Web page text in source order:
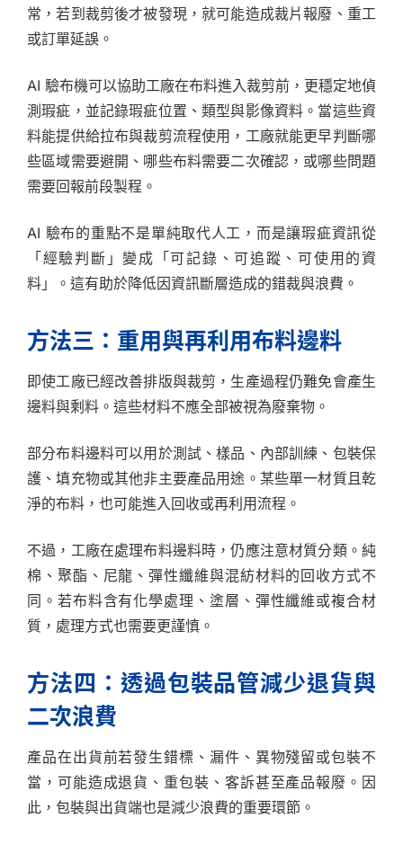
常，若到裁剪後才被發現，就可能造成裁片報廢、重工
或訂單延誤。
AI 驗布機可以協助工廠在布料進入裁剪前，更穩定地偵
測瑕疵，並記錄瑕疵位置、類型與影像資料。當這些資
料能提供給拉布與裁剪流程使用，工廠就能更早判斷哪
些區域需要避開、哪些布料需要二次確認，或哪些問題
需要回報前段製程。
AI 驗布的重點不是單純取代人工，而是讓瑕疵資訊從
「經驗判斷」變成「可記錄、可追蹤、可使用的資
料」。這有助於降低因資訊斷層造成的錯裁與浪費。
方法三：重用與再利用布料邊料
即使工廠已經改善排版與裁剪，生產過程仍難免會產生
邊料與剩料。這些材料不應全部被視為廢棄物。
部分布料邊料可以用於測試、樣品、內部訓練、包裝保
護、填充物或其他非主要產品用途。某些單一材質且乾
淨的布料，也可能進入回收或再利用流程。
不過，工廠在處理布料邊料時，仍應注意材質分類。純
棉、聚酯、尼龍、彈性纖維與混紡材料的回收方式不
同。若布料含有化學處理、塗層、彈性纖維或複合材
質，處理方式也需要更謹慎。
方法四：透過包裝品管減少退貨與
二次浪費
產品在出貨前若發生錯標、漏件、異物殘留或包裝不
當，可能造成退貨、重包裝、客訴甚至產品報廢。因
此，包裝與出貨端也是減少浪費的重要環節。